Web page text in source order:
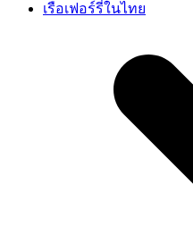
เรือเฟอร์รี่ในไทย